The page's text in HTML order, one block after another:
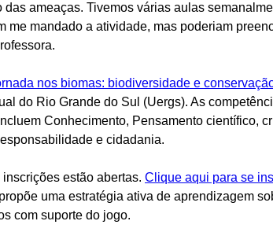
ameaças. Tivemos várias aulas
me mandado a atividade, mas poderiam
nos biomas: biodiversidade e
do Rio Grande do Sul (Uergs). As
Conhecimento, Pensamento científico,
e cidadania.
estão abertas. Clique aqui para se
uma estratégia ativa de aprendizagem
com suporte do jogo.